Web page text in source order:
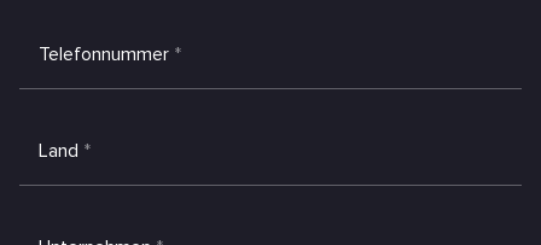
Telefonnummer *
Land *